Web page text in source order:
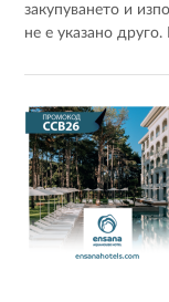
закупуването и
не е указано